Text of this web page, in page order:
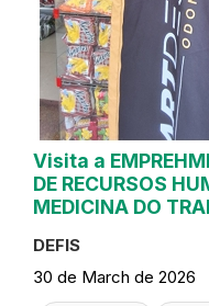
Visita a
DE RECURSOS
MEDICINA DO
DEFIS
30 de March de 2026